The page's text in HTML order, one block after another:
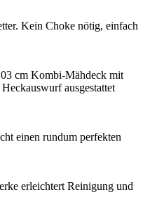
Kein Choke nötig, einfach
cm Kombi-Mähdeck mit
ausgestattet
einen rundum perfekten
erleichtert Reinigung und